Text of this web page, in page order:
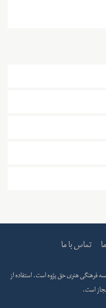
تماس با ما
فرهنگی هنری حق پژوه است. استفاده از
مجاز است.